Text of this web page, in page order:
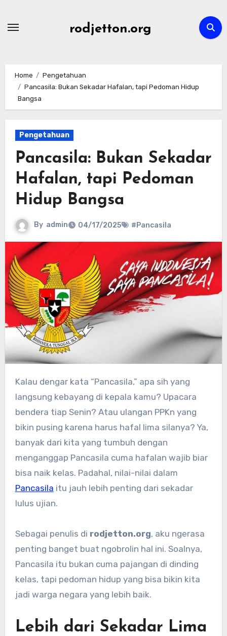
rodjetton.org
Home
Pengetahuan
Pancasila: Bukan Sekadar Hafalan, tapi Pedoman Hidup
Bangsa
Pengetahuan
Pancasila: Bukan Sekadar
Hafalan, tapi Pedoman
Hidup Bangsa
By admin 04/17/2025 #Pancasila
Kalau dengar kata “Pancasila,” apa sih yang
langsung kebayang di kepala kamu? Upacara
bendera tiap Senin? Atau ulangan PPKn yang
bikin pusing karena harus hafal lima silanya? Ya,
banyak dari kita yang tumbuh dengan
menganggap Pancasila cuma hafalan wajib biar
bisa naik kelas. Padahal, nilai-nilai dalam
Pancasila itu jauh lebih penting dari sekadar
lulus ujian.
Sebagai penulis di rodjetton.org, aku ngerasa
penting banget buat ngobrolin hal ini. Soalnya,
Pancasila itu bukan cuma pajangan di dinding
kelas, tapi pedoman hidup yang bisa bikin kita
jadi warga negara yang lebih baik.
Lebih dari Sekadar Lima